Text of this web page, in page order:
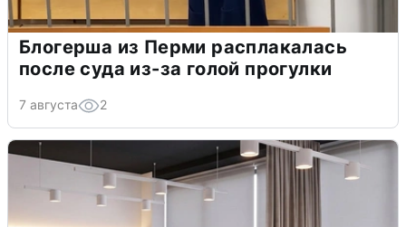
Блогерша из Перми расплакалась
после суда из-за голой прогулки
7 августа 2